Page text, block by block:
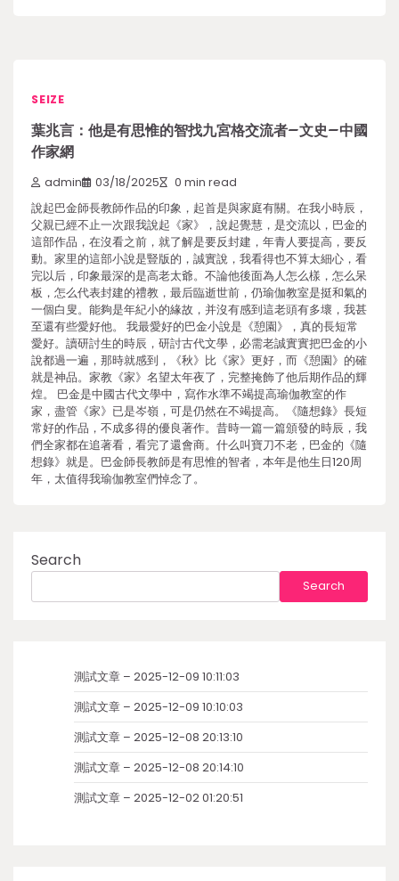
SEIZE
葉兆言：他是有思惟的智找九宮格交流者–文史–中國
作家網
admin 03/18/2025 0 min read
說起巴金師長教師作品的印象，起首是與家庭有關。在我小時辰，
父親已經不止一次跟我說起《家》，說起覺慧，是交流以，巴金的
這部作品，在沒看之前，就了解是要反封建，年青人要提高，要反
動。家里的這部小說是豎版的，誠實說，我看得也不算太細心，看
完以后，印象最深的是高老太爺。不論他後面為人怎么樣，怎么呆
板，怎么代表封建的禮教，最后臨逝世前，仍瑜伽教室是挺和氣的
一個白叟。能夠是年紀小的緣故，并沒有感到這老頭有多壞，我甚
至還有些愛好他。 我最愛好的巴金小說是《憩園》，真的長短常
愛好。讀研討生的時辰，研討古代文學，必需老誠實實把巴金的小
說都過一遍，那時就感到，《秋》比《家》更好，而《憩園》的確
就是神品。家教《家》名望太年夜了，完整掩飾了他后期作品的輝
煌。 巴金是中國古代文學中，寫作水準不竭提高瑜伽教室的作
家，盡管《家》已是岑嶺，可是仍然在不竭提高。《隨想錄》長短
常好的作品，不成多得的優良著作。昔時一篇一篇頒發的時辰，我
們全家都在追著看，看完了還會商。什么叫寶刀不老，巴金的《隨
想錄》就是。巴金師長教師是有思惟的智者，本年是他生日120周
年，太值得我瑜伽教室們悼念了。
Search
Search
測試文章 – 2025-12-09 10:11:03
測試文章 – 2025-12-09 10:10:03
測試文章 – 2025-12-08 20:13:10
測試文章 – 2025-12-08 20:14:10
測試文章 – 2025-12-02 01:20:51